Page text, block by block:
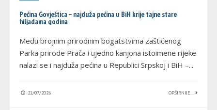
Pećina Govještica – najduža pećina u BiH krije tajne stare
hiljadama godina
Među brojnim prirodnim bogatstvima zaštićenog
Parka prirode Prača i ujedno kanjona istoimene rijeke
nalazi se i najduža pećina u Republici Srpskoj i BiH –...
21/07/2026 OPŠIRNIJE...